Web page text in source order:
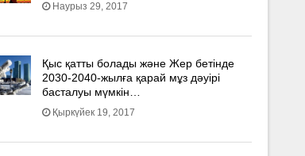
Наурыз 29, 2017
Қыс қатты болады және Жер бетінде
2030-2040­-жылға қарай мұз дәуірі
басталуы мүмкін…
Қыркүйек 19, 2017